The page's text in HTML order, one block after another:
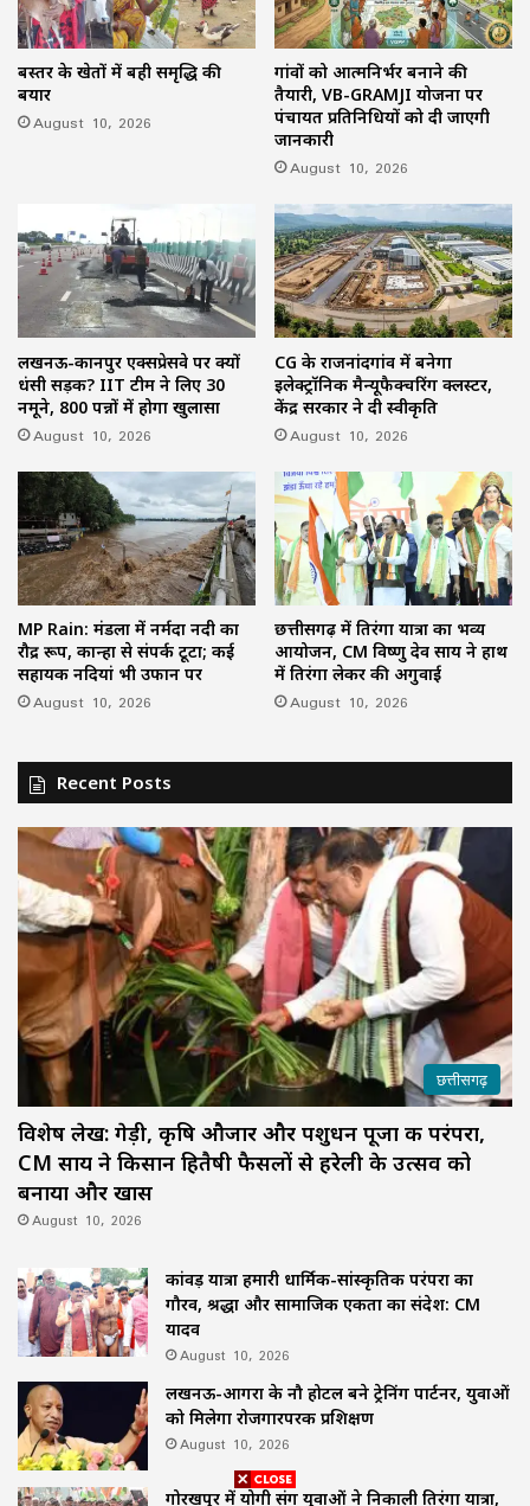
बस्तर के खेतों में बही समृद्धि की
बयार
August 10, 2026
गांवों को आत्मनिर्भर बनाने की
तैयारी, VB-GRAMJI योजना पर
पंचायत प्रतिनिधियों को दी जाएगी
जानकारी
August 10, 2026
लखनऊ-कानपुर एक्सप्रेसवे पर क्यों
धंसी सड़क? IIT टीम ने लिए 30
नमूने, 800 पन्नों में होगा खुलासा
August 10, 2026
CG के राजनांदगांव में बनेगा
इलेक्ट्रॉनिक मैन्यूफैक्चरिंग क्लस्टर,
केंद्र सरकार ने दी स्वीकृति
August 10, 2026
MP Rain: मंडला में नर्मदा नदी का
रौद्र रूप, कान्हा से संपर्क टूटा; कई
सहायक नदियां भी उफान पर
August 10, 2026
छत्तीसगढ़ में तिरंगा यात्रा का भव्य
आयोजन, CM विष्णु देव साय ने हाथ
में तिरंगा लेकर की अगुवाई
August 10, 2026
Recent Posts
छत्तीसगढ़
विशेष लेख: गेड़ी, कृषि औजार और पशुधन पूजा की परंपरा,
CM साय ने किसान हितैषी फैसलों से हरेली के उत्सव को
बनाया और खास
August 10, 2026
कांवड़ यात्रा हमारी धार्मिक-सांस्कृतिक परंपरा का
गौरव, श्रद्धा और सामाजिक एकता का संदेश: CM
यादव
August 10, 2026
लखनऊ-आगरा के नौ होटल बने ट्रेनिंग पार्टनर, युवाओं
को मिलेगा रोजगारपरक प्रशिक्षण
August 10, 2026
गोरखपुर में योगी संग युवाओं ने निकाली तिरंगा यात्रा,